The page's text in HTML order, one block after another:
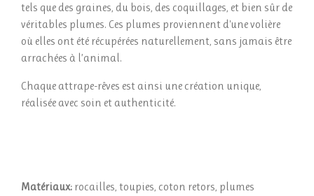
tels que des graines, du bois, des coquillages, et bien sûr de
véritables plumes. Ces plumes proviennent d'une volière
où elles ont été récupérées naturellement, sans jamais être
arrachées à l’animal.
Chaque attrape-rêves est ainsi une création unique,
réalisée avec soin et authenticité.
Matériaux: rocailles, toupies, coton retors, plumes